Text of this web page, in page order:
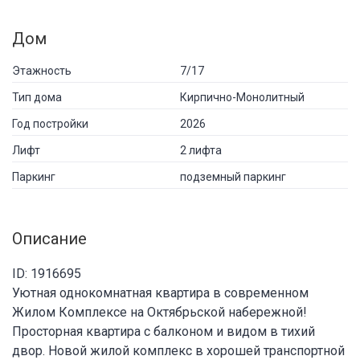
Дом
Этажность 7/17
Тип дома Кирпично-Монолитный
Год постройки 2026
Лифт 2 лифта
Паркинг подземный паркинг
Описание
ID: 1916695
Уютная однокомнатная квартира в современном
Жилом Комплексе на Октябрьской набережной!
Просторная квартира c балконом и видом в тихий
двор. Новой жилой комплекс в хорошей транспортной